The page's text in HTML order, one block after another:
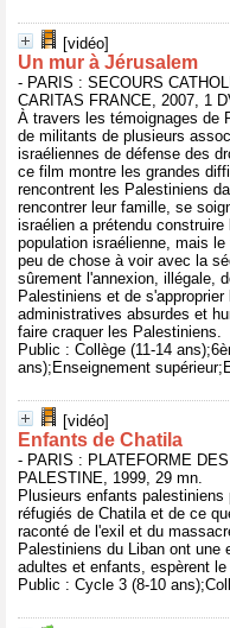
[vidéo]
Un mur à Jérusalem
- PARIS : SECOURS
CARITAS FRANCE, 2007, 1
À travers les témoignages de
de militants de plusieurs
israéliennes de défense des
ce film montre les grandes
rencontrent les Palestiniens
rencontrer leur famille, se
israélien a prétendu
population israélienne, mais
peu de chose à voir avec la
sûrement l'annexion, illégale,
Palestiniens et de
administratives absurdes et
faire craquer les Palestiniens.
Public : Collège (11-14
ans);Enseignement
[vidéo]
Enfants de Chatila
- PARIS : PLATEFORME
PALESTINE, 1999, 29 mn.
Plusieurs enfants
réfugiés de Chatila et de ce
raconté de l'exil et du
Palestiniens du Liban ont
adultes et enfants, espèrent
Public : Cycle 3 (8-10